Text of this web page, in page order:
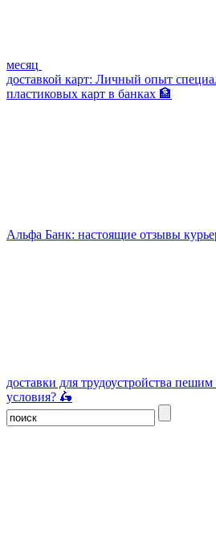
месяц
доставкой карт: Личный опыт
пластиковых карт в банках 🏦
Альфа Банк: настоящие отзывы
доставки для трудоустройства
условия? 🛵